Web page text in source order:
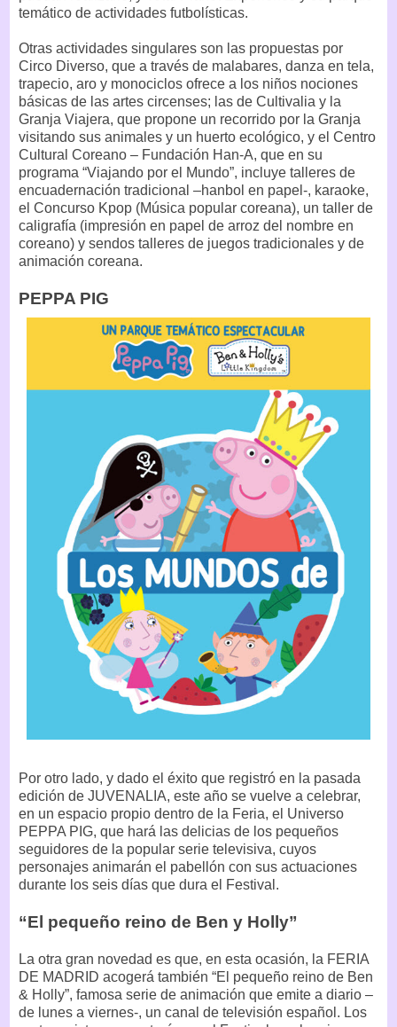
temático de actividades futbolísticas.
Otras actividades singulares son las propuestas por
Circo Diverso, que a través de malabares, danza en tela,
trapecio, aro y monociclos ofrece a los niños nociones
básicas de las artes circenses; las de Cultivalia y la
Granja Viajera, que propone un recorrido por la Granja
visitando sus animales y un huerto ecológico, y el Centro
Cultural Coreano – Fundación Han-A, que en su
programa “Viajando por el Mundo”, incluye talleres de
encuadernación tradicional –hanbol en papel-, karaoke,
el Concurso Kpop (Música popular coreana), un taller de
caligrafía (impresión en papel de arroz del nombre en
coreano) y sendos talleres de juegos tradicionales y de
animación coreana.
PEPPA PIG
Por otro lado, y dado el éxito que registró en la pasada
edición de JUVENALIA, este año se vuelve a celebrar,
en un espacio propio dentro de la Feria, el Universo
PEPPA PIG, que hará las delicias de los pequeños
seguidores de la popular serie televisiva, cuyos
personajes animarán el pabellón con sus actuaciones
durante los seis días que dura el Festival.
“El pequeño reino de Ben y Holly”
La otra gran novedad es que, en esta ocasión, la FERIA
DE MADRID acogerá también “El pequeño reino de Ben
& Holly”, famosa serie de animación que emite a diario –
de lunes a viernes-, un canal de televisión español. Los